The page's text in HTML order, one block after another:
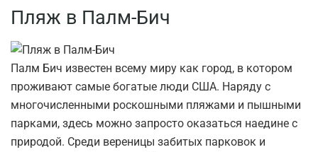
Пляж в Палм-Бич
Палм Бич известен всему миру как город, в котором
проживают самые богатые люди США. Наряду с
многочисленными роскошными пляжами и пышными
парками, здесь можно запросто оказаться наедине с
природой. Среди вереницы забитых парковок и